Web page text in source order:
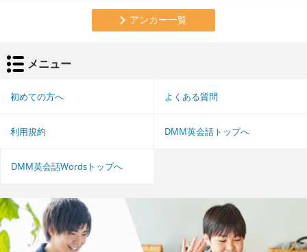
アンカー一覧
メニュー
初めての方へ よくある質問
利用規約 DMM英会話トップへ
DMM英会話Wordsトップへ